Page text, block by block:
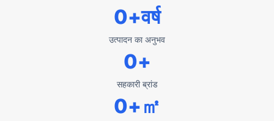
उत्पादन का अनुभव
0+वर्ष
सहकारी ब्रांड
0+
0+㎡